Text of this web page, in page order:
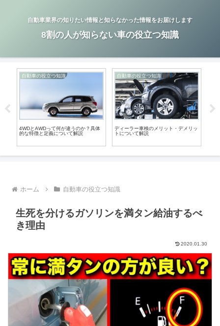
自動車業界の知りたい情報と知らなかった情報をお届けします
8割の人が知らない車の役立つ知識
自動車の役立つ知識
4WDとAWDって何が違うのか？具体
的な特徴と定義について解説
自動車の役立つ知識
ディーラー車検のメリット・デメリッ
トについて解説
ホーム 自動車の役立つ知識
生死を分けるガソリンを満タン給油するべ
き理由
2020.01.30